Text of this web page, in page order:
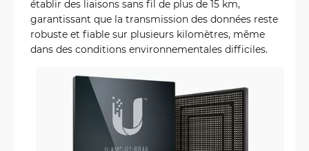
établir des liaisons sans fil de plus de 15 km,
garantissant que la transmission des données reste
robuste et fiable sur plusieurs kilomètres, même
dans des conditions environnementales difficiles.